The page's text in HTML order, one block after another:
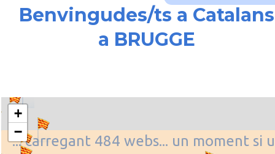
Benvingudes/ts a Catalans
a BRUGGE
... carregant 484 webs... un moment si
+
−